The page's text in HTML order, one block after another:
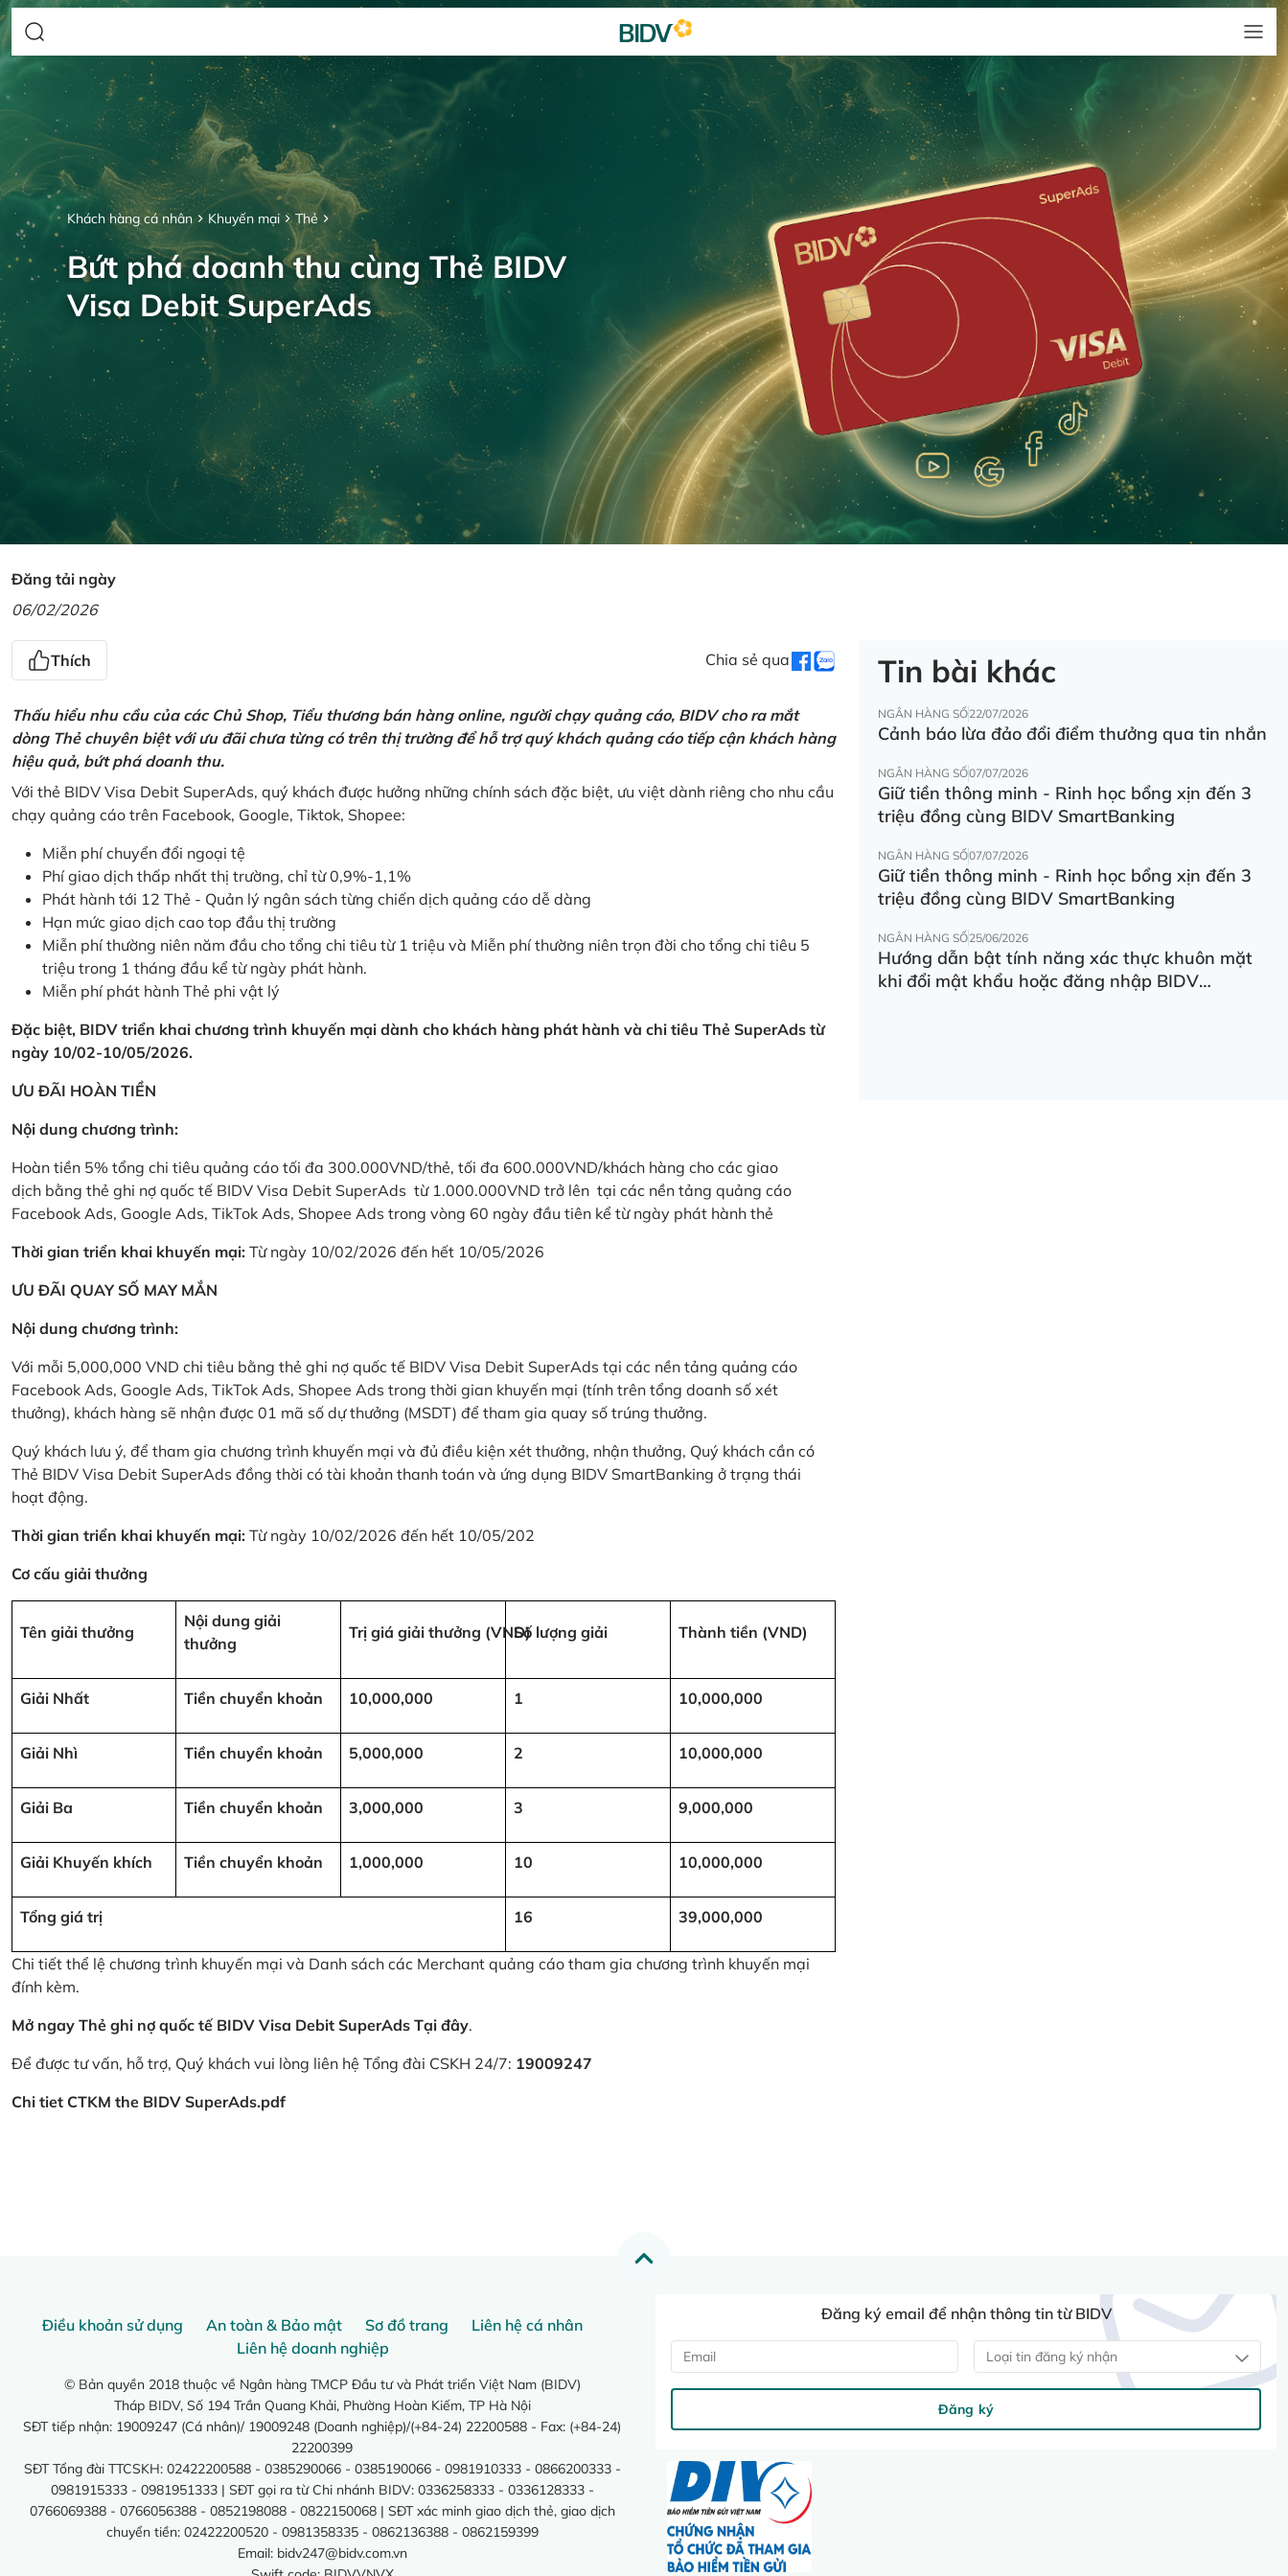
Khách hàng cá nhân Khuyến mại Thẻ
Bứt phá doanh thu cùng Thẻ BIDV
Visa Debit SuperAds
Đăng tải ngày
06/02/2026
Thích Chia sẻ qua
Thấu hiểu nhu cầu của các Chủ Shop, Tiểu thương bán hàng online, người chạy quảng cáo, BIDV cho ra mắt
dòng Thẻ chuyên biệt với ưu đãi chưa từng có trên thị trường để hỗ trợ quý khách quảng cáo tiếp cận khách hàng
hiệu quả, bứt phá doanh thu.
Với thẻ BIDV Visa Debit SuperAds, quý khách được hưởng những chính sách đặc biệt, ưu việt dành riêng cho nhu cầu
chạy quảng cáo trên Facebook, Google, Tiktok, Shopee:
Miễn phí chuyển đổi ngoại tệ
Phí giao dịch thấp nhất thị trường, chỉ từ 0,9%-1,1%
Phát hành tới 12 Thẻ - Quản lý ngân sách từng chiến dịch quảng cáo dễ dàng
Hạn mức giao dịch cao top đầu thị trường
Miễn phí thường niên năm đầu cho tổng chi tiêu từ 1 triệu và Miễn phí thường niên trọn đời cho tổng chi tiêu 5
triệu trong 1 tháng đầu kể từ ngày phát hành.
Miễn phí phát hành Thẻ phi vật lý
Đặc biệt, BIDV triển khai chương trình khuyến mại dành cho khách hàng phát hành và chi tiêu Thẻ SuperAds từ
ngày 10/02-10/05/2026.
ƯU ĐÃI HOÀN TIỀN
Nội dung chương trình:
Hoàn tiền 5% tổng chi tiêu quảng cáo tối đa 300.000VND/thẻ, tối đa 600.000VND/khách hàng cho các giao
dịch bằng thẻ ghi nợ quốc tế BIDV Visa Debit SuperAds từ 1.000.000VND trở lên tại các nền tảng quảng cáo
Facebook Ads, Google Ads, TikTok Ads, Shopee Ads trong vòng 60 ngày đầu tiên kể từ ngày phát hành thẻ
Thời gian triển khai khuyến mại: Từ ngày 10/02/2026 đến hết 10/05/2026
ƯU ĐÃI QUAY SỐ MAY MẮN
Nội dung chương trình:
Với mỗi 5,000,000 VND chi tiêu bằng thẻ ghi nợ quốc tế BIDV Visa Debit SuperAds tại các nền tảng quảng cáo
Facebook Ads, Google Ads, TikTok Ads, Shopee Ads trong thời gian khuyến mại (tính trên tổng doanh số xét
thưởng), khách hàng sẽ nhận được 01 mã số dự thưởng (MSDT) để tham gia quay số trúng thưởng.
Quý khách lưu ý, để tham gia chương trình khuyến mại và đủ điều kiện xét thưởng, nhận thưởng, Quý khách cần có
Thẻ BIDV Visa Debit SuperAds đồng thời có tài khoản thanh toán và ứng dụng BIDV SmartBanking ở trạng thái
hoạt động.
Thời gian triển khai khuyến mại: Từ ngày 10/02/2026 đến hết 10/05/202
Cơ cấu giải thưởng
Tên giải thưởng
Nội dung giải
thưởng
Trị giá giải thưởng (VND)Số lượng giải Thành tiền (VND)
Giải Nhất Tiền chuyển khoản 10,000,000 1 10,000,000
Giải Nhì Tiền chuyển khoản 5,000,000 2 10,000,000
Giải Ba Tiền chuyển khoản 3,000,000 3 9,000,000
Giải Khuyến khích Tiền chuyển khoản 1,000,000 10 10,000,000
Tổng giá trị 16 39,000,000
Chi tiết thể lệ chương trình khuyến mại và Danh sách các Merchant quảng cáo tham gia chương trình khuyến mại
đính kèm.
Mở ngay Thẻ ghi nợ quốc tế BIDV Visa Debit SuperAds Tại đây.
Để được tư vấn, hỗ trợ, Quý khách vui lòng liên hệ Tổng đài CSKH 24/7: 19009247
Chi tiet CTKM the BIDV SuperAds.pdf
Tin bài khác
NGÂN HÀNG SỐ22/07/2026
Cảnh báo lừa đảo đổi điểm thưởng qua tin nhắn
NGÂN HÀNG SỐ07/07/2026
Giữ tiền thông minh - Rinh học bổng xịn đến 3
triệu đồng cùng BIDV SmartBanking
NGÂN HÀNG SỐ07/07/2026
Giữ tiền thông minh - Rinh học bổng xịn đến 3
triệu đồng cùng BIDV SmartBanking
NGÂN HÀNG SỐ25/06/2026
Hướng dẫn bật tính năng xác thực khuôn mặt
khi đổi mật khẩu hoặc đăng nhập BIDV
Điều khoản sử dụng An toàn & Bảo mật Sơ đồ trang
Liên hệ cá nhân
Liên hệ doanh nghiệp
© Bản quyền 2018 thuộc về Ngân hàng TMCP Đầu tư và Phát triển Việt Nam (BIDV)
Tháp BIDV, Số 194 Trần Quang Khải, Phường Hoàn Kiếm, TP Hà Nội
SĐT tiếp nhận: 19009247 (Cá nhân)/ 19009248 (Doanh nghiệp)/(+84-24) 22200588 - Fax: (+84-24)
22200399
SĐT Tổng đài TTCSKH: 02422200588 - 0385290066 - 0385190066 - 0981910333 - 0866200333 -
0981915333 - 0981951333 | SĐT gọi ra từ Chi nhánh BIDV: 0336258333 - 0336128333 -
0766069388 - 0766056388 - 0852198088 - 0822150068 | SĐT xác minh giao dịch thẻ, giao dịch
chuyển tiền: 02422200520 - 0981358335 - 0862136388 - 0862159399
Email: bidv247@bidv.com.vn
Đăng ký email để nhận thông tin từ BIDV
Loại tin đăng ký nhận
Đăng ký